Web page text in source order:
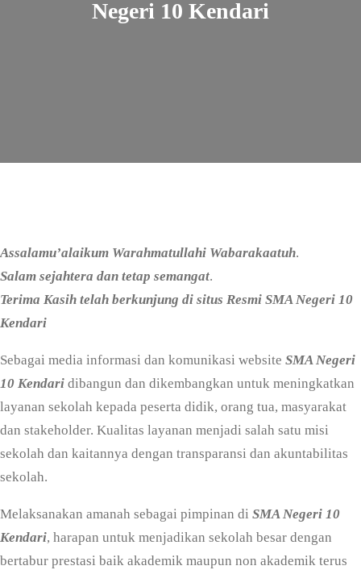
Negeri 10 Kendari
Assalamu’alaikum Warahmatullahi Wabarakaatuh.
Salam sejahtera dan tetap semangat.
Terima Kasih telah berkunjung di situs Resmi SMA Negeri 10
Kendari
Sebagai media informasi dan komunikasi website SMA Negeri
10 Kendari dibangun dan dikembangkan untuk meningkatkan
layanan sekolah kepada peserta didik, orang tua, masyarakat
dan stakeholder. Kualitas layanan menjadi salah satu misi
sekolah dan kaitannya dengan transparansi dan akuntabilitas
sekolah.
Melaksanakan amanah sebagai pimpinan di SMA Negeri 10
Kendari, harapan untuk menjadikan sekolah besar dengan
bertabur prestasi baik akademik maupun non akademik terus